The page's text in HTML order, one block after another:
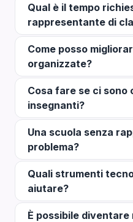
Qual è il tempo
rappresentante di
Come posso
organizzate?
Cosa fare se ci
insegnanti?
Una scuola senza
problema?
Quali strumenti
aiutare?
È possibile